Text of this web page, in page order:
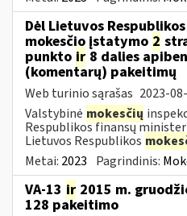
Dėl Lietuvos
mokesčio įstatymo 2
punkto ir 8 dalies
(komentarų) pakeitimų
Web turinio sąrašas 2023-
Valstybinė mokesčių
Respublikos finansų
Lietuvos Respublikos
Metai: 2023 Pagrindinis:
VA-13 ir 2015 m.
128 pakeitimo